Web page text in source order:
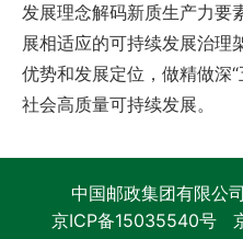
发展理念解码新质生产力要
展相适应的可持续发展治理
优势和发展定位，做精做深
社会高质量可持续发展。
中国邮政集团有限
京ICP备15035540号